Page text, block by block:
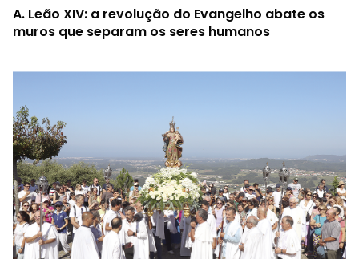
A. Leão XIV: a revolução do Evangelho abate os
muros que separam os seres humanos